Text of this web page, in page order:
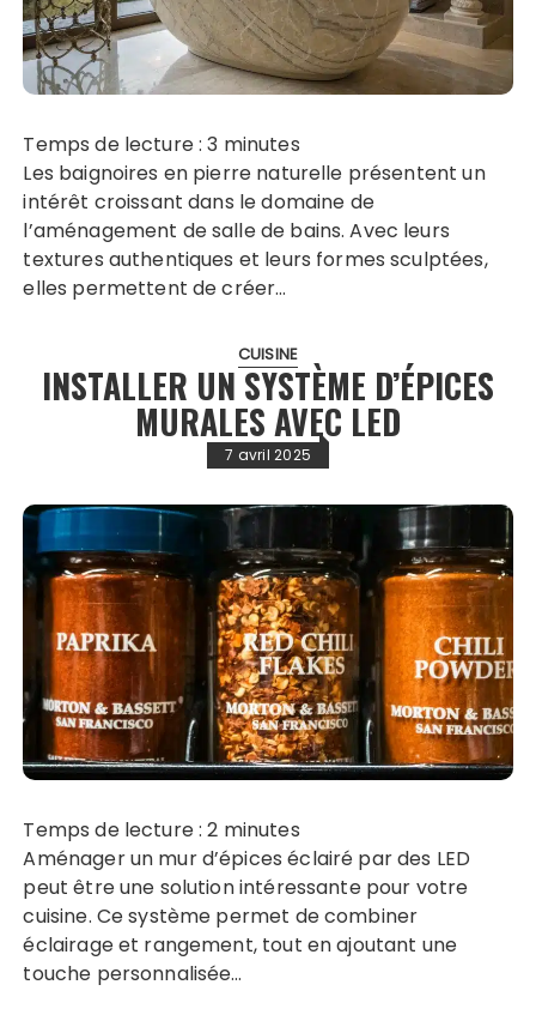
Temps de lecture :3 minutes
Les baignoires en pierre naturelle présentent un
intérêt croissant dans le domaine de
l’aménagement de salle de bains. Avec leurs
textures authentiques et leurs formes sculptées,
elles permettent de créer…
CUISINE
INSTALLER UN SYSTÈME D’ÉPICES
MURALES AVEC LED
7 avril 2025
Temps de lecture :2 minutes
Aménager un mur d’épices éclairé par des LED
peut être une solution intéressante pour votre
cuisine. Ce système permet de combiner
éclairage et rangement, tout en ajoutant une
touche personnalisée…